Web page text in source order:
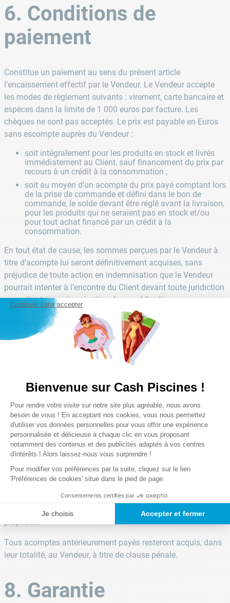
6. Conditions de
paiement
Constitue un paiement au sens du présent article
l’encaissement effectif par le Vendeur. Le Vendeur accepte
les modes de règlement suivants : virement, carte bancaire et
espèces dans la limite de 1 000 euros par facture. Les
chèques ne sont pas acceptés. Le prix est payable en Euros
sans escompte auprès du Vendeur :
soit intégralement pour les produits en stock et livrés
immédiatement au Client, sauf financement du prix par
recours à un crédit à la consommation ;
soit au moyen d’un acompte du prix payé comptant lors
de la prise de commande et défini dans le bon de
commande, le solde devant être réglé avant la livraison,
pour les produits qui ne seraient pas en stock et/ou
pour tout achat financé par un crédit à la
consommation.
En tout état de cause, les sommes perçues par le Vendeur à
titre d’acompte lui seront définitivement acquises, sans
préjudice de toute action en indemnisation que le Vendeur
pourrait intenter à l’encontre du Client devant toute juridiction
compétente pour inexécution de ses obligations
contractuelles.
7. Réserve de propriété
Les produits vendus demeurent la propriété du Vendeur
jusqu’au paiement intégral des factures. Le paiement ne
pourra être considéré effectué que lors de l’encaissement
effectif du prix par le Vendeur.
Si les produits, objets de la réserve de propriété, ont été
revendus par le Client, la créance du Vendeur sera
automatiquement transportée sur la créance du prix des
produits ainsi vendus par le Client.
Le Client cède dès à présent au Vendeur toutes créances qui
naîtraient de la revente des produits impayés sous réserve de
propriété.
Tous acomptes antérieurement payés resteront acquis, dans
leur totalité, au Vendeur, à titre de clause pénale.
8. Garantie
Continuer sans accepter
Bienvenue sur Cash Piscines !
Plateforme de Gestion du
Pour rendre votre visite sur notre site plus agréable, nous avons
besoin de vous ! En acceptant nos cookies, vous nous permettez
d'utiliser vos données personnelles pour vous offrir une expérience
personnalisée et délicieuse à chaque clic en vous proposant
notamment des contenus et des publicités adaptés à vos centres
d'intérêts ! Alors laissez-nous vous surprendre !
Pour modifier vos préférences par la suite, cliquez sur le lien
'Préférences de cookies' situé dans le pied de page.
Consentements certifiés par
Je choisis Accepter et fermer
Axeptio consent